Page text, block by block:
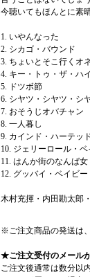
今聴いてもほんとに素
1. いやんなった
2. シカゴ・バウンド
3. ちょいとそこ行くオ
4. キー・トゥ・ザ・ハ
5. ドツボ節
6. シヤツ・シヤツ・シ
7. おそうじオバチャン
8. 一人暮し
9. カインド・ハーテッ
10. ジェリーロール・
11. はんか街のなんば女
12. グッバイ・ベイビー
木村充揮・内田勘太郎
※ご注文商品の発送は
★ご注文受付のメール
ご注文後通常は数分以